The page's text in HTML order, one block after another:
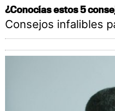
¿Conocías estos 5
Consejos infalibles